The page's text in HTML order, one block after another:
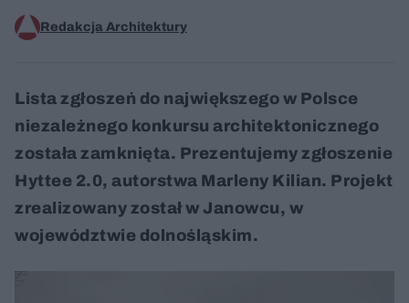
Redakcja Architektury
Lista zgłoszeń do największego w Polsce
niezależnego konkursu architektonicznego
została zamknięta. Prezentujemy zgłoszenie
Hyttee 2.0, autorstwa Marleny Kilian. Projekt
zrealizowany został w Janowcu, w
województwie dolnośląskim.